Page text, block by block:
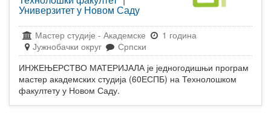
Универзитет у Новом Саду
Мастер студије - Академске
1 година
Јужнобачки округ
Српски
ИНЖЕЊЕРСТВО МАТЕРИЈАЛА је једногодишњи програм
мастер академских студија (60ЕСПБ) на Технолошком
факултету у Новом Саду.